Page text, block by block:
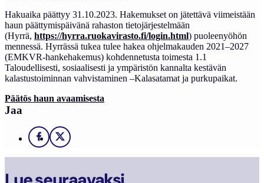
Hakuaika päättyy 31.10.2023. Hakemukset on jätettävä viimeistään
haun päättymispäivänä rahaston tietojärjestelmään
(Hyrrä, https://hyrra.ruokavirasto.fi/login.html) puoleenyöhön
mennessä. Hyrrässä tukea tulee hakea ohjelmakauden 2021–2027
(EMKVR-hankehakemus) kohdennetusta toimesta 1.1
Taloudellisesti, sosiaalisesti ja ympäristön kannalta kestävän
kalastustoiminnan vahvistaminen –Kalasatamat ja purkupaikat.
Päätös haun avaamisesta
Jaa
Facebook
X